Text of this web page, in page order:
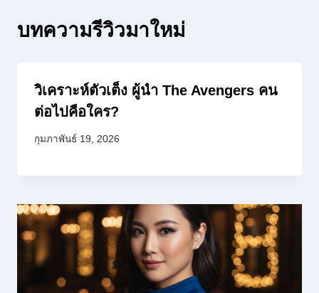
บทความรีวิวมาใหม่
วิเคราะห์ตัวเต็ง ผู้นำ The Avengers คน
ต่อไปคือใคร?
กุมภาพันธ์ 19, 2026